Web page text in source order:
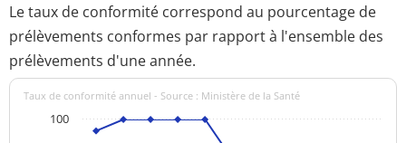
Le taux de conformité correspond au pourcentage de
prélèvements conformes par rapport à l'ensemble des
prélèvements d'une année.
Taux de conformité annuel - Source : Ministère de la Santé
100